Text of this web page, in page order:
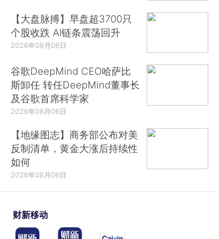
【大盘脉搏】早盘超3700只
个股收跌 AI链条震荡回升
2026年08月06日
谷歌DeepMind CEO哈萨比
斯卸任 转任DeepMind董事长
及谷歌首席科学家
2026年08月06日
【地缘图志】商务部公布对美
反制清单，黄金大涨后持续性
如何
2026年08月06日
财新移动